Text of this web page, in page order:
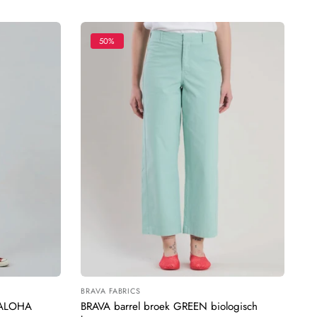
50%
Leverancier:
BRAVA FABRICS
BRAVA barrel broek GREEN biologisch